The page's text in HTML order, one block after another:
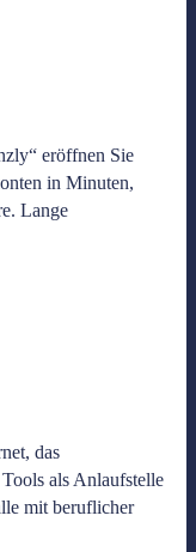
eröffnen Sie
in Minuten,
Lange
das
als Anlaufstelle
mit beruflicher